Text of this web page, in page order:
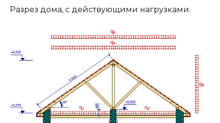
Разрез дома, с действующими нагрузками.